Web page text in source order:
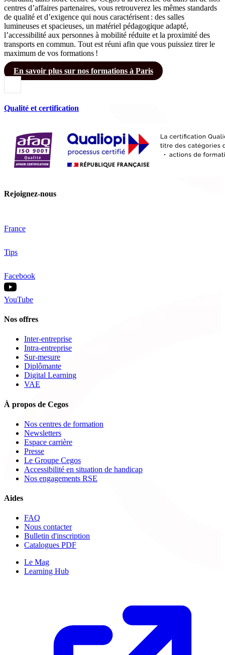
centres d’affaires partenaires, vous retrouverez les mêmes standards
de qualité et d’exigence qui nous caractérisent : des salles
lumineuses et spacieuses, un matériel pédagogique adapté,
l’accessibilité aux personnes à mobilité réduite et la proximité des
transports en commun. Tout est réuni afin que vous puissiez tirer le
maximum de vos formations !
En savoir plus sur nos formations à Paris
Qualité et certification
Rejoignez-nous
France
Tips
Facebook
YouTube
Nos offres
Inter-entreprise
Intra-entreprise
Sur-mesure
Diplômante
Digital Learning
VAE
À propos de Cegos
Nos centres de formation
Newsletters
Espace carrière
Presse
Le Groupe Cegos
Accessibilité en situation de handicap
Nos engagements RSE
Aides
FAQ
Nous contacter
Bulletin d'inscription
Catalogues PDF
Le Mag
Learning Hub